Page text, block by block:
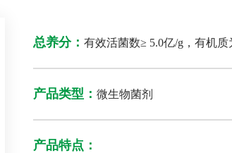
总养分： 有效活菌数≥ 5.0亿/g，有机质
产品类型： 微生物菌剂
产品特点：